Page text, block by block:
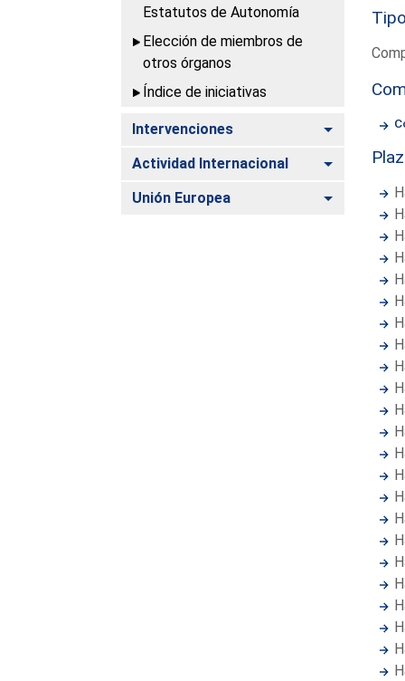
Estatutos de Autonomía
Elección de miembros de
otros órganos
Índice de iniciativas
Intervenciones Alternar
Actividad Internacional Alternar
Unión Europea Alternar